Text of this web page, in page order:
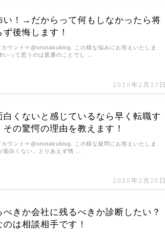
い！→だからって何もしなかったら将
後悔します！
2020年2月27日
カウント☞@onotakublog. この様な悩みにお答えいたしま
いって思うのは普通のことでし …
白くないと感じているなら早く転職す
その驚愕の理由を教えます！
2020年2月25日
カウント☞@onotakublog. この様な疑問にお答えいたしま
面白くない。とりあえず惰 …
べきか会社に残るべきか診断したい？
は相談相手です！